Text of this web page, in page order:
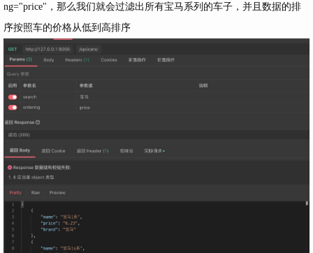
ng="price" ，那么我们就会过滤出所有宝马系列的车子，并且数据的排
序按照车的价格从低到高排序